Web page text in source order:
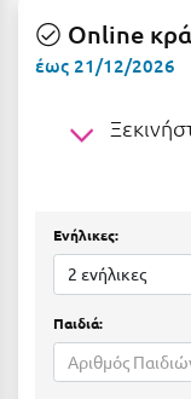
Ελάτη Αρκαδίας
Ελληνικό Αρκαδίας
Ελούντα Κρήτης
Εύβοια
Ευρυτανία
Online
έως 21/12/2026
Ενήλικες:
2 ενήλικες
Παιδιά:
Αριθμός